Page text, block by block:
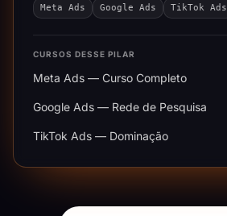
Meta Ads Google Ads TikTok Ads
CURSOS DESSE PILAR
Meta Ads — Curso Completo
Google Ads — Rede de Pesquisa
TikTok Ads — Dominação